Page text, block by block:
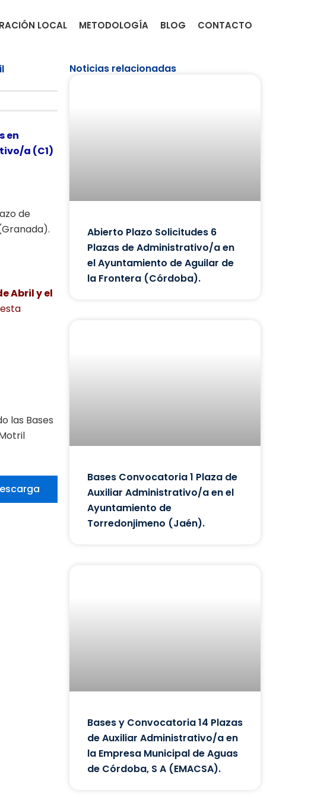
LOCAL METODOLOGÍA BLOG CONTACTO
en
a (C1)
de
Abril y el
las Bases
Noticias relacionadas
Abierto Plazo Solicitudes 6
Plazas de Administrativo/a en
el Ayuntamiento de Aguilar de
la Frontera (Córdoba).
Bases Convocatoria 1 Plaza de
Auxiliar Administrativo/a en el
Ayuntamiento de
Torredonjimeno (Jaén).
Bases y Convocatoria 14 Plazas
de Auxiliar Administrativo/a en
la Empresa Municipal de Aguas
de Córdoba, S A (EMACSA).